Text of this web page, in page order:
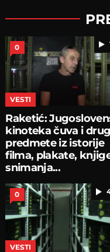
0
VESTI
Raketić:
kinoteka čuva i
predmete iz istorije
filma, plakate,
snimanja...
0
VESTI